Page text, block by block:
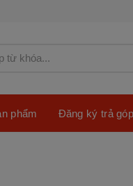
phẩm Đăng ký trả góp